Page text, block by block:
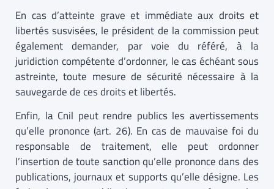
En cas d’atteinte grave et immédiate aux droits et
libertés susvisées, le président de la commission peut
également demander, par voie du référé, à la
juridiction compétente d’ordonner, le cas échéant sous
astreinte, toute mesure de sécurité nécessaire à la
sauvegarde de ces droits et libertés.
Enfin, la Cnil peut rendre publics les avertissements
qu’elle prononce (art. 26). En cas de mauvaise foi du
responsable de traitement, elle peut ordonner
l’insertion de toute sanction qu’elle prononce dans des
publications, journaux et supports qu’elle désigne. Les